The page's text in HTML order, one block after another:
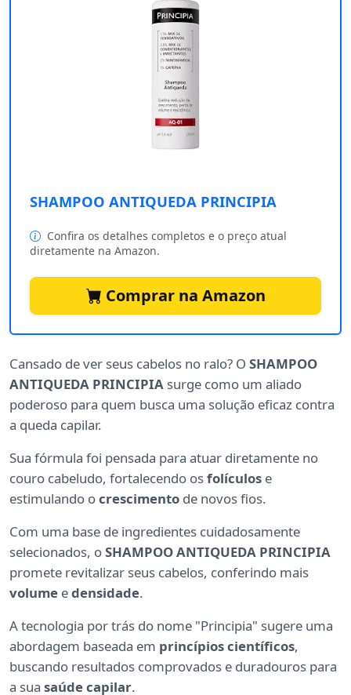
SHAMPOO ANTIQUEDA PRINCIPIA
Confira os detalhes completos e o preço atual
diretamente na Amazon.
Comprar na Amazon
Cansado de ver seus cabelos no ralo? O SHAMPOO
ANTIQUEDA PRINCIPIA surge como um aliado
poderoso para quem busca uma solução eficaz contra
a queda capilar.
Sua fórmula foi pensada para atuar diretamente no
couro cabeludo, fortalecendo osfolículos e
estimulando ocrescimento de novos fios.
Com uma base de ingredientes cuidadosamente
selecionados, oSHAMPOO ANTIQUEDA PRINCIPIA
promete revitalizar seus cabelos, conferindo mais
volume edensidade.
A tecnologia por trás do nome "Principia" sugere uma
abordagem baseada em princípios científicos,
buscando resultados comprovados e duradouros para
a sua saúde capilar.